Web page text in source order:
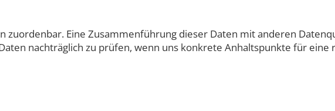
zuordenbar. Eine Zusammenführung dieser Daten mit anderen
nachträglich zu prüfen, wenn uns konkrete Anhaltspunkte für eine